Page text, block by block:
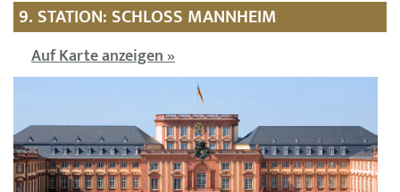
9. STATION: SCHLOSS MANNHEIM
Auf Karte anzeigen »